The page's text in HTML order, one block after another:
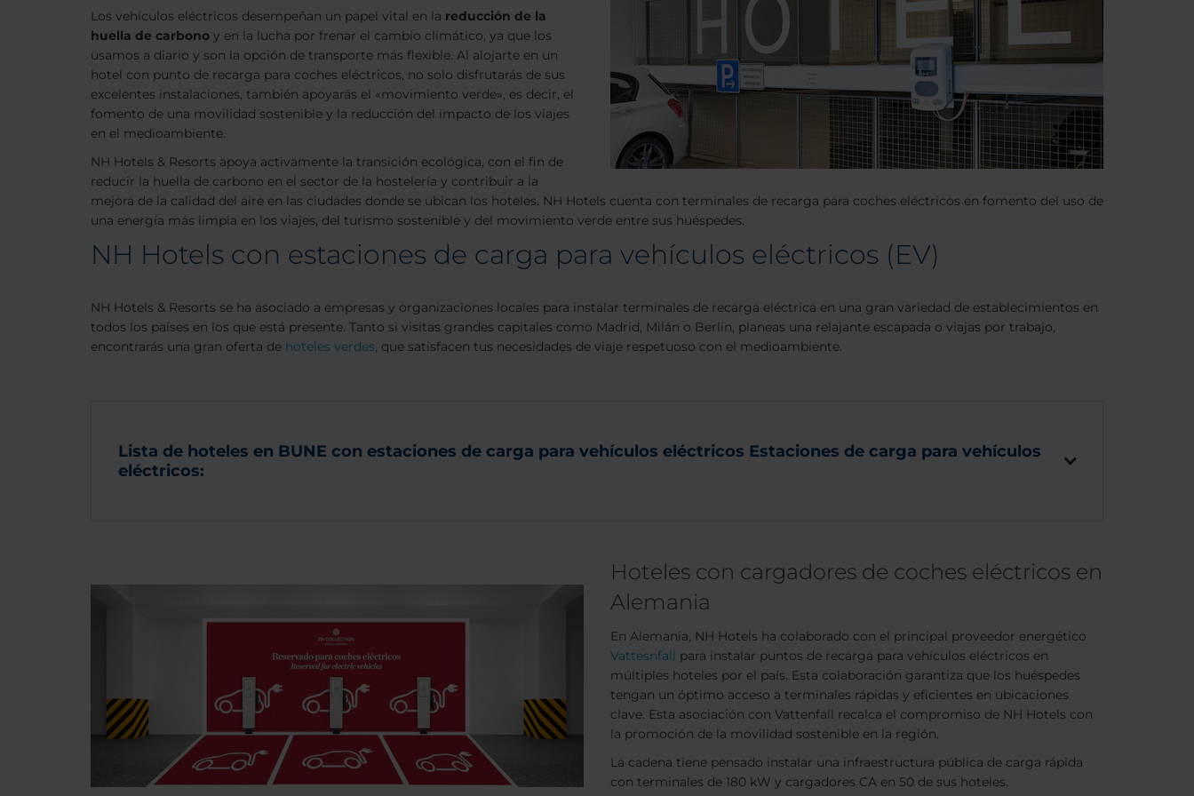
Los vehículos eléctricos desempeñan un papel vital en la reducción de la
huella de carbono y en la lucha por frenar el cambio climático, ya que los
usamos a diario y son la opción de transporte más flexible. Al alojarte en un
hotel con punto de recarga para coches eléctricos, no solo disfrutarás de sus
excelentes instalaciones, también apoyarás el «movimiento verde», es decir, el
fomento de una movilidad sostenible y la reducción del impacto de los viajes
en el medioambiente.
NH Hotels & Resorts apoya activamente la transición ecológica, con el fin de
reducir la huella de carbono en el sector de la hostelería y contribuir a la
mejora de la calidad del aire en las ciudades donde se ubican los hoteles. NH Hotels cuenta con terminales de recarga para coches eléctricos en fomento del uso de
una energía más limpia en los viajes, del turismo sostenible y del movimiento verde entre sus huéspedes.
NH Hotels con estaciones de carga para vehículos eléctricos (EV)
NH Hotels & Resorts se ha asociado a empresas y organizaciones locales para instalar terminales de recarga eléctrica en una gran variedad de establecimientos en
todos los países en los que está presente. Tanto si visitas grandes capitales como Madrid, Milán o Berlín, planeas una relajante escapada o viajas por trabajo,
encontrarás una gran oferta de hoteles verdes, que satisfacen tus necesidades de viaje respetuoso con el medioambiente.
Lista de hoteles en BUNE con estaciones de carga para vehículos eléctricos Estaciones de carga para vehículos
eléctricos:
Hoteles con cargadores de coches eléctricos en
Alemania
En Alemania, NH Hotels ha colaborado con el principal proveedor energético
Vattesnfall para instalar puntos de recarga para vehículos eléctricos en
múltiples hoteles por el país. Esta colaboración garantiza que los huéspedes
tengan un óptimo acceso a terminales rápidas y eficientes en ubicaciones
clave. Esta asociación con Vattenfall recalca el compromiso de NH Hotels con
la promoción de la movilidad sostenible en la región.
La cadena tiene pensado instalar una infraestructura pública de carga rápida
con terminales de 180 kW y cargadores CA en 50 de sus hoteles.